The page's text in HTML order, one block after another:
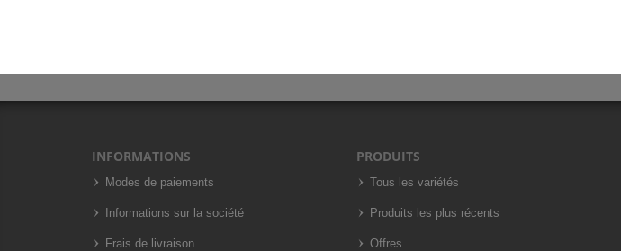
INFORMATIONS
Modes de paiements
Informations sur la société
Frais de livraison
PRODUITS
Tous les variétés
Produits les plus récents
Offres